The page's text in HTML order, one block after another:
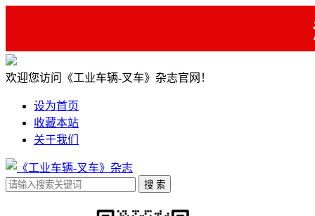
欢迎您访问《工业车辆-叉车》杂志官网！
设为首页
收藏本站
关于我们